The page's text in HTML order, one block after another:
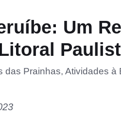
Um
das Prainhas, Atividades